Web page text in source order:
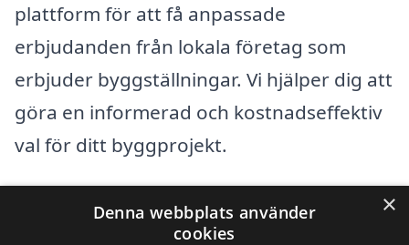
plattform för att få anpassade
erbjudanden från lokala företag som
erbjuder byggställningar. Vi hjälper dig att
göra en informerad och kostnadseffektiv
val för ditt byggprojekt.
Få 3 erbjudanden, gratis och utan
×
Denna webbplats använder
cookies